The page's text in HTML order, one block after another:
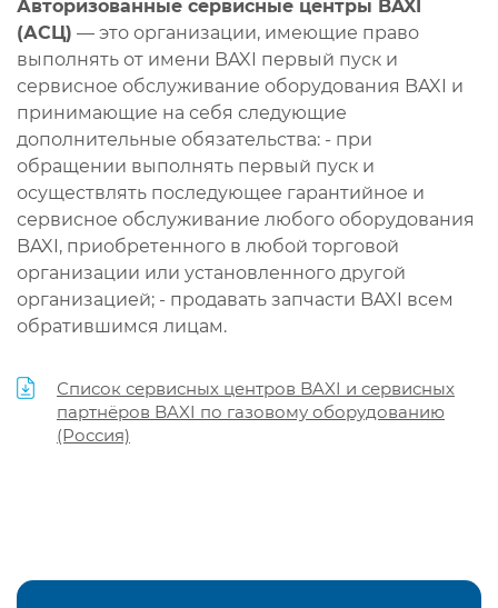
Авторизованные сервисные центры BAXI
(АСЦ) — это организации, имеющие право
выполнять от имени BAXI первый пуск и
сервисное обслуживание оборудования BAXI и
принимающие на себя следующие
дополнительные обязательства: - при
обращении выполнять первый пуск и
осуществлять последующее гарантийное и
сервисное обслуживание любого оборудования
BAXI, приобретенного в любой торговой
организации или установленного другой
организацией; - продавать запчасти BAXI всем
обратившимся лицам.
Список сервисных центров BAXI и сервисных
партнёров BAXI по газовому оборудованию
(Россия)